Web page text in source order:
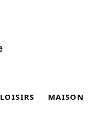
LOISIRS MAISON